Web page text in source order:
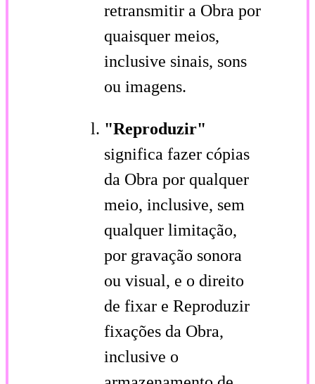
retransmitir a Obra por
quaisquer meios,
inclusive sinais, sons
ou imagens.
"Reproduzir"
significa fazer cópias
da Obra por qualquer
meio, inclusive, sem
qualquer limitação,
por gravação sonora
ou visual, e o direito
de fixar e Reproduzir
fixações da Obra,
inclusive o